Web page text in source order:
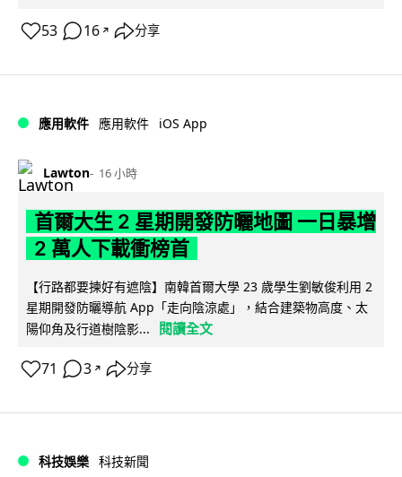
53 16 ↗ 分享
應用軟件 應用軟件 iOS App
Lawton 16 小時
首爾大生 2 星期開發防曬地圖 一日暴增
2 萬人下載衝榜首
【行路都要揀好有遮陰】南韓首爾大學 23 歲學生劉敏俊利用 2
星期開發防曬導航 App「走向陰涼處」，結合建築物高度、太
陽仰角及行道樹陰影...
閱讀全文
71 3 ↗ 分享
科技娛樂 科技新聞